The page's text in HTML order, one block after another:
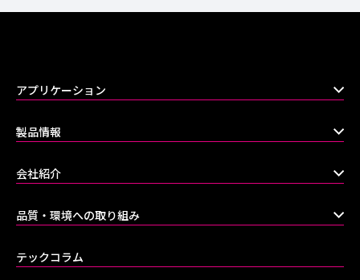
アプリケーション
製品情報
会社紹介
品質・環境への取り組み
テックコラム